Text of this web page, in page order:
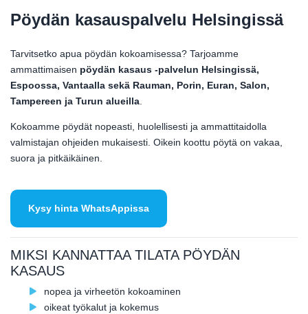
Pöydän kasauspalvelu Helsingissä
Tarvitsetko apua pöydän kokoamisessa? Tarjoamme
ammattimaisen pöydän kasaus -palvelun Helsingissä,
Espoossa, Vantaalla sekä Rauman, Porin, Euran, Salon,
Tampereen ja Turun alueilla.
Kokoamme pöydät nopeasti, huolellisesti ja ammattitaidolla
valmistajan ohjeiden mukaisesti. Oikein koottu pöytä on vakaa,
suora ja pitkäikäinen.
Kysy hinta WhatsAppissa
MIKSI KANNATTAA TILATA PÖYDÄN
KASAUS
nopea ja virheetön kokoaminen
oikeat työkalut ja kokemus